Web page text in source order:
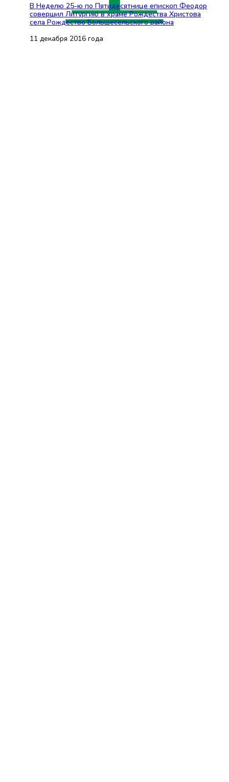
В Неделю 25-ю по Пятидесятнице епископ Феодор
совершил Литургию в храме Рождества Христова
села Рождество Большесельского района
11 декабря 2016 года